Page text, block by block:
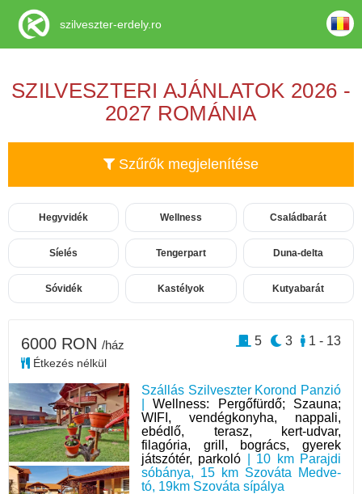
SZILVESZTERI AJÁNLATOK 2026 -
2027 ROMÁNIA
Szűrők megjelenítése
Hegyvidék Wellness Családbarát
Síelés Tengerpart Duna-delta
Sóvidék Kastélyok Kutyabarát
Szállás Szilveszter Korond Panzió
|Wellness: Pergőfürdő; Szauna;
WIFI, vendégkonyha, nappali,
ebédlő, terasz, kert-udvar,
filagória, grill, bogrács, gyerek
játszótér, parkoló | 10 km Parajdi
sóbánya, 15 km Szováta Medve-
tó, 19km Szováta sípálya
6000 RON /ház
Étkezés nélkül
1 - 13
3
5
szilveszter-erdely.ro